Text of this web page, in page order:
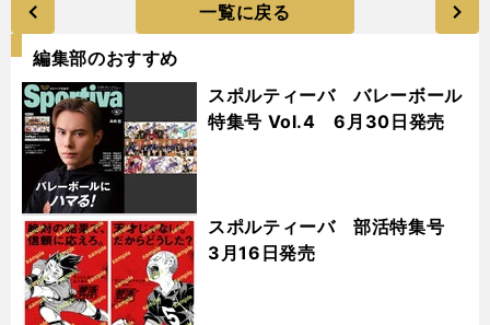
一覧に戻る
編集部のおすすめ
スポルティーバ バレーボール
特集号 Vol.4 6月30日発売
スポルティーバ 部活特集号
3月16日発売